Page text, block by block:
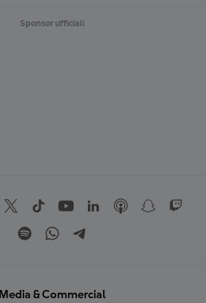
Sponsor ufficiali
Media & Commercial